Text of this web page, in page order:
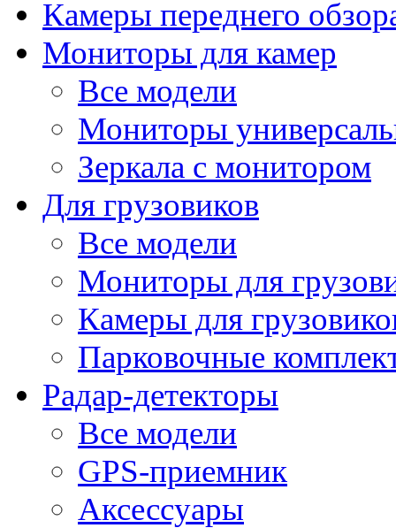
Камеры переднего
Мониторы для камер
Все модели
Мониторы
Зеркала с монитором
Для грузовиков
Все модели
Мониторы для
Камеры для
Парковочные
Радар-детекторы
Все модели
GPS-приемник
Аксессуары